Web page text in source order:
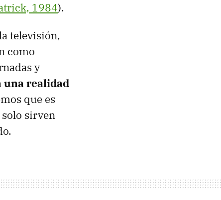
1984).
televisión,
como
y
una realidad
que es
solo sirven